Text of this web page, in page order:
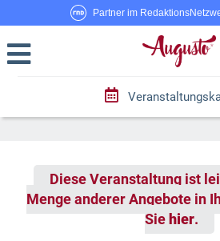
Partner im
Diese Veranstaltung ist
Menge anderer Angebote in
Sie hier.